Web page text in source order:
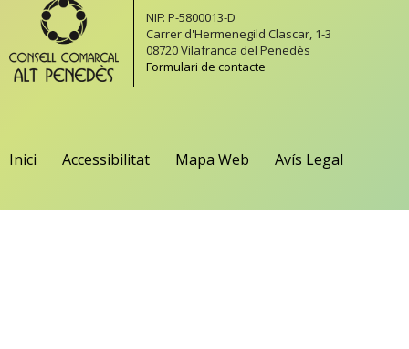
NIF: P-5800013-D
Carrer d'Hermenegild Clascar, 1-3
08720 Vilafranca del Penedès
Formulari de contacte
Inici Accessibilitat Mapa Web Avís Legal